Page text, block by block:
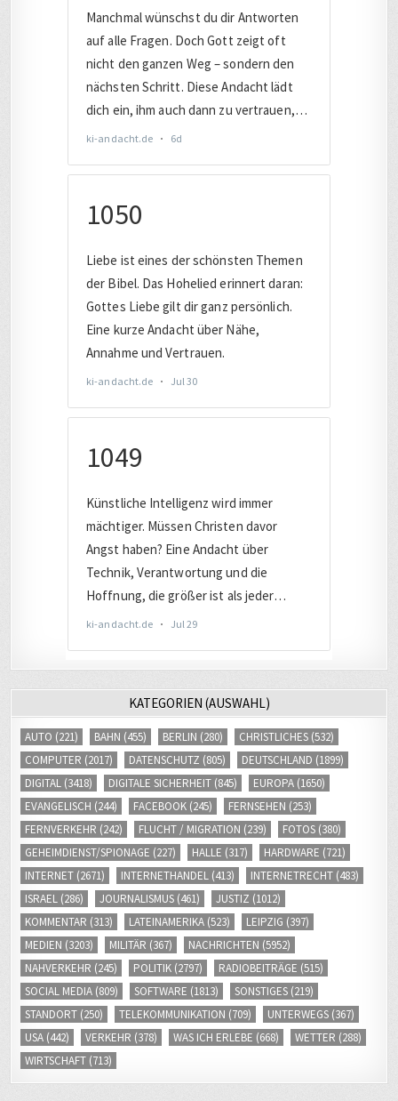
KATEGORIEN (AUSWAHL)
AUTO (221) BAHN (455) BERLIN (280) CHRISTLICHES (532)
COMPUTER (2017) DATENSCHUTZ (805) DEUTSCHLAND (1899)
DIGITAL (3418) DIGITALE SICHERHEIT (845) EUROPA (1650)
EVANGELISCH (244) FACEBOOK (245) FERNSEHEN (253)
FERNVERKEHR (242) FLUCHT / MIGRATION (239) FOTOS (380)
GEHEIMDIENST/SPIONAGE (227) HALLE (317) HARDWARE (721)
INTERNET (2671) INTERNETHANDEL (413) INTERNETRECHT (483)
ISRAEL (286) JOURNALISMUS (461) JUSTIZ (1012)
KOMMENTAR (313) LATEINAMERIKA (523) LEIPZIG (397)
MEDIEN (3203) MILITÄR (367) NACHRICHTEN (5952)
NAHVERKEHR (245) POLITIK (2797) RADIOBEITRÄGE (515)
SOCIAL MEDIA (809) SOFTWARE (1813) SONSTIGES (219)
STANDORT (250) TELEKOMMUNIKATION (709) UNTERWEGS (367)
USA (442) VERKEHR (378) WAS ICH ERLEBE (668) WETTER (288)
WIRTSCHAFT (713)